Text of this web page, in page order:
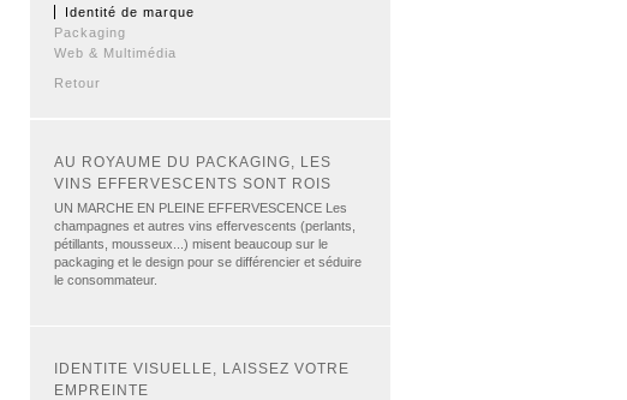
Identité de marque
Packaging
Web & Multimédia
Retour
AU ROYAUME DU PACKAGING, LES
VINS EFFERVESCENTS SONT ROIS
UN MARCHE EN PLEINE EFFERVESCENCE Les
champagnes et autres vins effervescents (perlants,
pétillants, mousseux...) misent beaucoup sur le
packaging et le design pour se différencier et séduire
le consommateur.
IDENTITE VISUELLE, LAISSEZ VOTRE
EMPREINTE